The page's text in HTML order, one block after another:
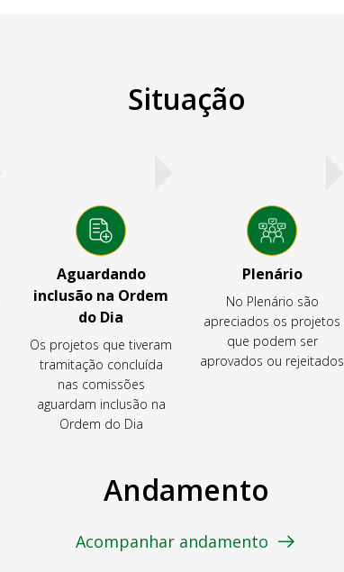
Situação
Aguardando
inclusão na Ordem
do Dia
Os projetos que tiveram
tramitação concluída
nas comissões
aguardam inclusão na
Ordem do Dia
Plenário
No Plenário são
apreciados os projetos
que podem ser
aprovados ou rejeitados
Andamento
Acompanhar andamento